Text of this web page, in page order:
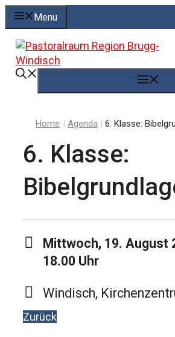
Springe
zum
Inhalt
Menu
Home | Agenda | 6. Klasse:
6. Klasse:
Mittwoch, 19. August
18.00 Uhr
Windisch,
Zurück